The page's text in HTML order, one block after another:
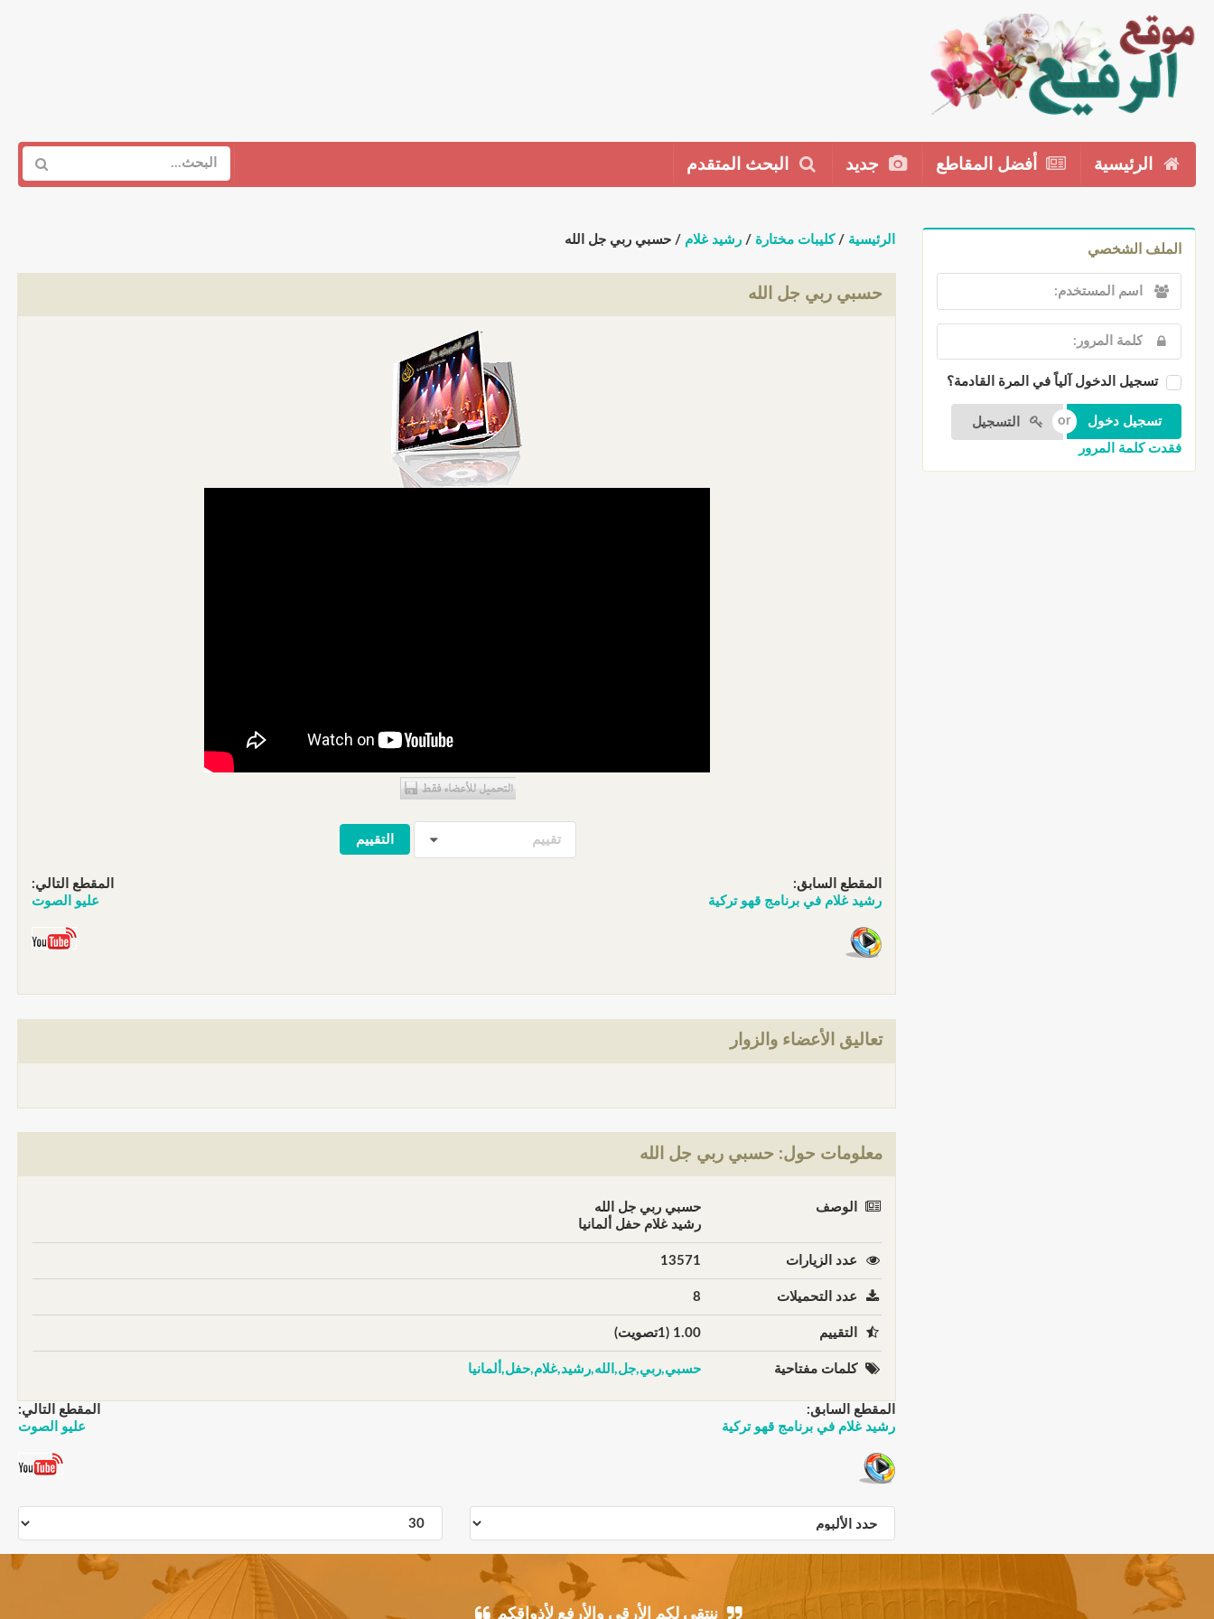
الرئيسية أفضل المقاطع جديد البحث المتقدم
الملف الشخصي
تسجيل الدخول آلياً في المرة القادمة؟
التسجيل
فقدت كلمة المرور
الرئيسية /كليبات مختارة /رشيد غلام / حسبي ربي جل الله
حسبي ربي جل الله
تقييم
المقطع السابق:
رشيد غلام في برنامج قهو تركية
المقطع التالي:
عليو الصوت
تعاليق الأعضاء والزوار
معلومات حول: حسبي ربي جل الله
الوصف
حسبي ربي جل الله
رشيد غلام حفل ألمانيا
عدد الزيارات 13571
عدد التحميلات 8
التقييم 1.00 (1تصويت)
كلمات مفتاحية حسبي,ربي,جل,الله,رشيد,غلام,حفل,ألمانيا
المقطع السابق:
رشيد غلام في برنامج قهو تركية
المقطع التالي:
عليو الصوت
ننتقي لكم الأرقى والأرفع لأذواقكم